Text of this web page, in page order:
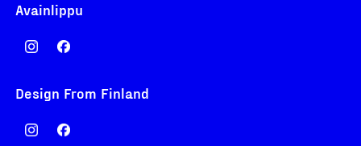
Avainlippu
Design From Finland